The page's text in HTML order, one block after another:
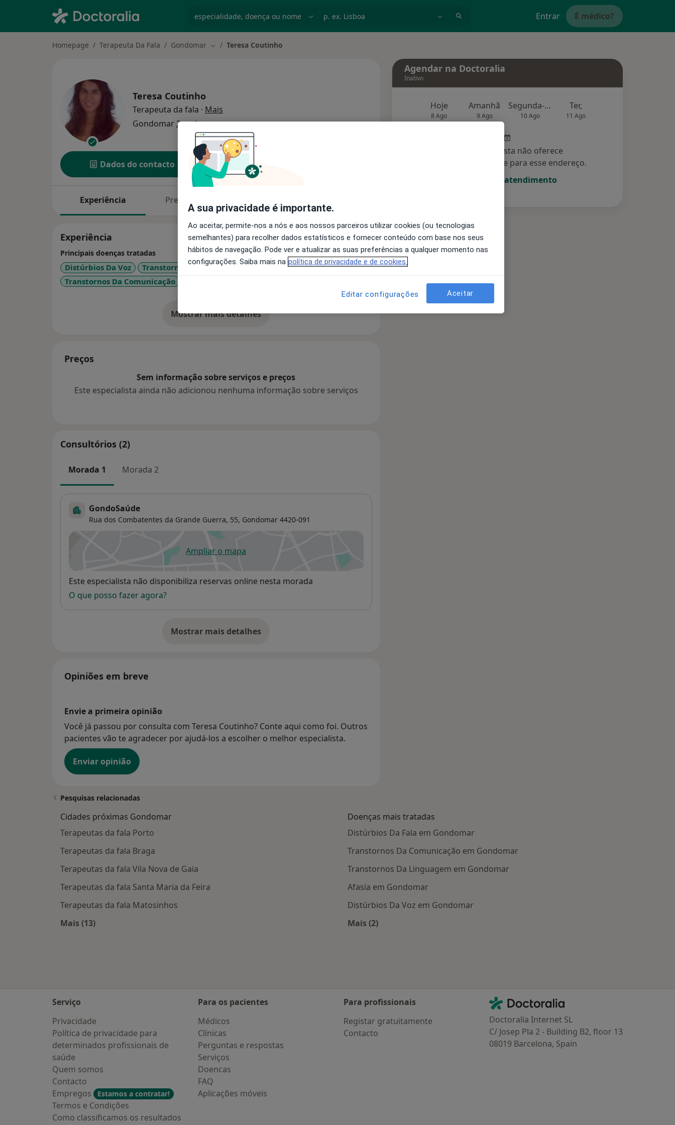
Entrar É médico?
Homepage Terapeuta Da Fala Gondomar Mudar de cidade
Teresa Coutinho
Teresa Coutinho
Terapeuta da fala · Mais
Gondomar2 endereços
Dados do contacto Solicite um atendimento
Experiência Preços
Experiência
Principais doenças tratadas
Distúrbios Da Voz Transtornos Da Linguagem
Distúrbios Da Fala
Transtornos Da Comunicação
Mostrar mais detalhes
sobre a experiência
Preços
Sem informação sobre serviços e preços
Este especialista ainda não adicionou nenhuma informação sobre serviços
Consultórios (2)
Morada 1 Morada 2
GondoSaúde
Rua dos Combatentes da Grande Guerra, 55, Gondomar 4420-091
Ampliar o mapaabre num novo separador
Disponibilidade
Este especialista não disponibiliza reservas online nesta morada
O que posso fazer agora?
Mostrar mais detalhes
sobre o endereço
Opiniões em breve
Envie a primeira opinião
Você já passou por consulta com Teresa Coutinho? Conte aqui como foi. Outros
pacientes vão te agradecer por ajudá-los a escolher o melhor especialista.
Enviar opinião
Agendar na Doctoralia
Inativo
Hoje
8 Ago
Amanhã
9 Ago
Segunda-feira
10 Ago
Ter,
11 Ago
Esse especialista não oferece
agendamento online para esse endereço.
Solicite um atendimento
Pesquisas relacionadas
Cidades próximas Gondomar
Terapeutas da fala Porto
Terapeutas da fala Braga
Terapeutas da fala Vila Nova de Gaia
Terapeutas da fala Santa Maria da Feira
Terapeutas da fala Matosinhos
Mais (13)
Doenças mais tratadas
Distúrbios Da Fala em Gondomar
Transtornos Da Comunicação em Gondomar
Transtornos Da Linguagem em Gondomar
Afasia em Gondomar
Distúrbios Da Voz em Gondomar
Mais (2)
Serviço
Privacidade
Política de privacidade para
determinados profissionais de
saúde
Quem somos
Contacto
Empregos
Estamos a contratar!
Termos e Condições
Como classificamos os resultados
Para os pacientes
Médicos
Clínicas
Perguntas e respostas
Serviços
Doencas
FAQ
Aplicações móveis
Para profissionais
Registar gratuitamente
Contacto
Contacto
Doctoralia - Homepage
Doctoralia Internet SL
C/ Josep Pla 2 - Building B2, floor 13
08019 Barcelona, Spain
A sua privacidade é importante.
Ao aceitar, permite-nos a nós e aos nossos parceiros utilizar cookies (ou tecnologias
semelhantes) para recolher dados estatísticos e fornecer conteúdo com base nos seus
hábitos de navegação. Pode ver e atualizar as suas preferências a qualquer momento nas
configurações. Saiba mais na política de privacidade e de cookies.
Editar configurações Aceitar